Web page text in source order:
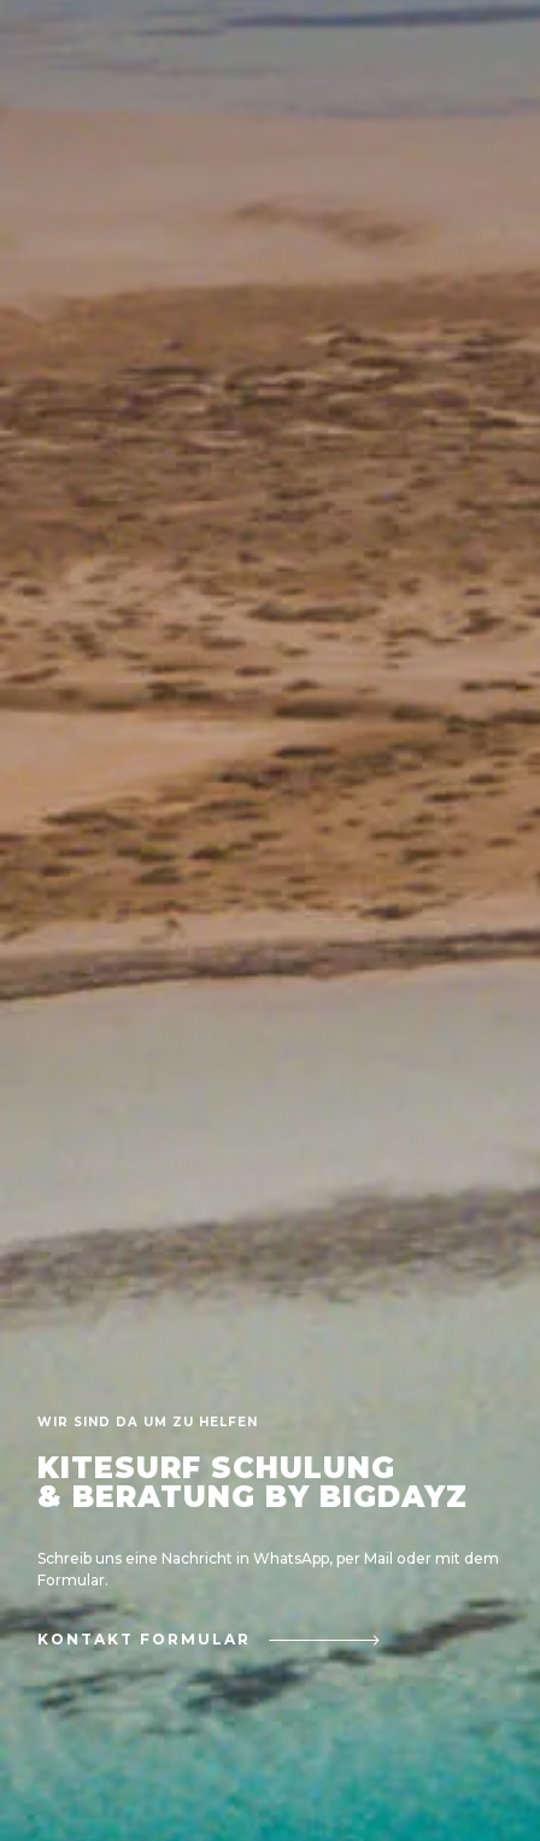
WIR SIND DA UM ZU HELFEN
KITESURF SCHULUNG
& BERATUNG BY BIGDAYZ
Schreib uns eine Nachricht in WhatsApp, per Mail oder mit dem
Formular.
KONTAKT FORMULAR